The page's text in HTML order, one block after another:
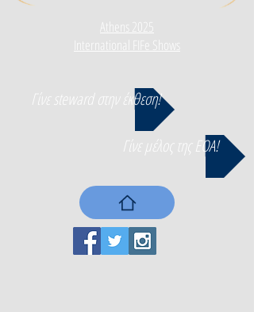
Athens 2025
International FIFe Shows
Γίνε steward στην έκθεση!
Γίνε μέλος της ΕΟΑ!